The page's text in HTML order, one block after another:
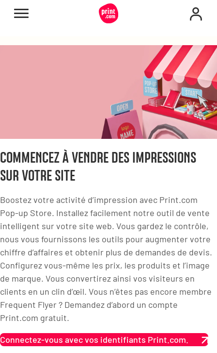
COMMENCEZ À VENDRE DES IMPRESSIONS
SUR VOTRE SITE
Boostez votre activité d’impression avec Print.com
Pop-up Store. Installez facilement notre outil de vente
intelligent sur votre site web. Vous gardez le contrôle,
nous vous fournissons les outils pour augmenter votre
chiffre d’affaires et obtenir plus de demandes de devis.
Configurez vous-même les prix, les produits et l’image
de marque. Vous convertirez ainsi vos visiteurs en
clients en un clin d’œil. Vous n’êtes pas encore membre
Frequent Flyer ? Demandez d’abord un compte
Print.com gratuit.
Connectez-vous avec vos identifiants Print.com.